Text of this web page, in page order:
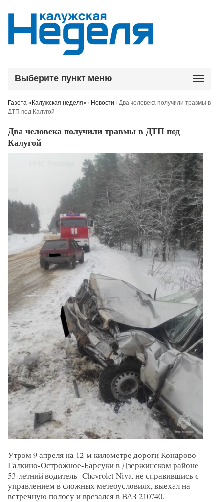
Выберите пункт меню
Газета «Калужская неделя» / Новости /Два человека получили травмы в
ДТП под Калугой
Два человека получили травмы в ДТП под
Калугой
Утром 9 апреля на 12-м километре дороги Кондрово-
Галкино-Острожное-Барсуки в Дзержинском районе
53-летний водитель Chevrolet Niva, не справившись с
управлением в сложных метеоусловиях, выехал на
встречную полосу и врезался в ВАЗ 210740.